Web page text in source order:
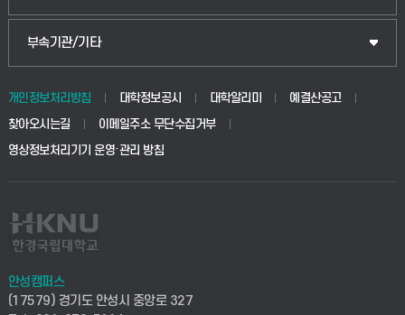
생명공학부
사회안전시스템공학부
컴퓨터응용수학부
공공정책대학원
교육대학원
웹메일
학사시스템(전문학사 및 전공심화)
사이버캠퍼스(전문학사 및 전공심화)
시설바로처리서비스
부속기관/기타
중앙도서관
학생생활관(안성)
산학협력단
취업지원센터
개인정보처리방침 대학정보공시 대학알리미
예결산공고
찾아오시는길
이메일주소 무단수집거부
영상정보처리기기 운영·관리 방침
안성캠퍼스
(17579) 경기도 안성시 중앙로 327